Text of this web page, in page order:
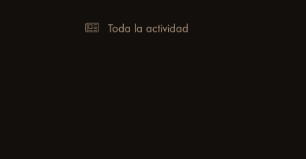
Toda la actividad